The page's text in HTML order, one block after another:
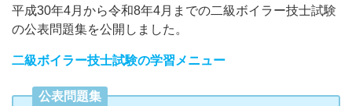
平成30年4月から令和8年4月までの二級ボイラー技士試験
の公表問題集を公開しました。
二級ボイラー技士試験の学習メニュー
公表問題集